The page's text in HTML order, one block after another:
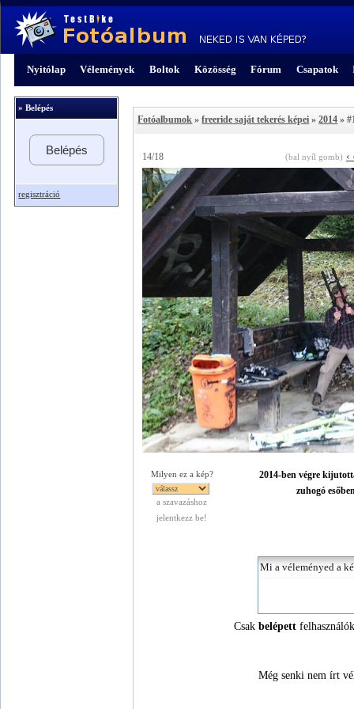
Nyitólap Vélemények Boltok Közösség Fórum Csapatok
» Belépés
Belépés
regisztráció
Fotóalbumok »freeride saját tekerés képei »2014 »
14/18 (bal nyíl gomb) ‹
Milyen ez a kép?
a szavazáshoz
jelentkezz be!
2014-ben végre
zuhogó
Csakbelépett
Még senki nem írt